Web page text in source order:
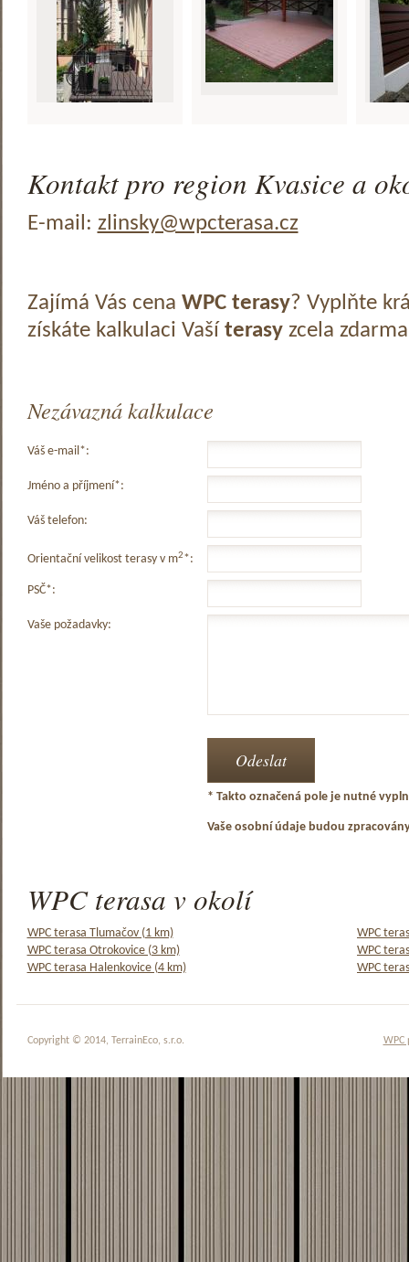
Kontakt pro region Kvasice a
E-mail: zlinsky@wpcterasa.cz
Zajímá Vás cena WPC terasy? Vyplňte
získáte kalkulaci Vaší terasyzcela
Nezávazná kalkulace
Váš e-mail*:
Jméno a příjmení*:
Váš telefon:
Orientační velikost terasy v m2*:
PSČ*:
Vaše požadavky:
* Takto označená pole je nutné
Vaše osobní údaje budou
WPC terasa v okolí
WPC terasa Tlumačov (1 km)
WPC
WPC terasa Otrokovice (3 km)
WPC
WPC terasa Halenkovice (4 km)
WPC
WPC
Copyright © 2014, TerrainEco, s.r.o.